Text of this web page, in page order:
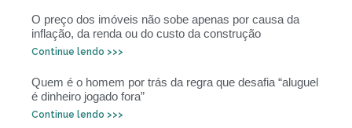
O preço dos imóveis não sobe apenas por causa da
inflação, da renda ou do custo da construção
Continue lendo >>>
Quem é o homem por trás da regra que desafia “aluguel
é dinheiro jogado fora”
Continue lendo >>>